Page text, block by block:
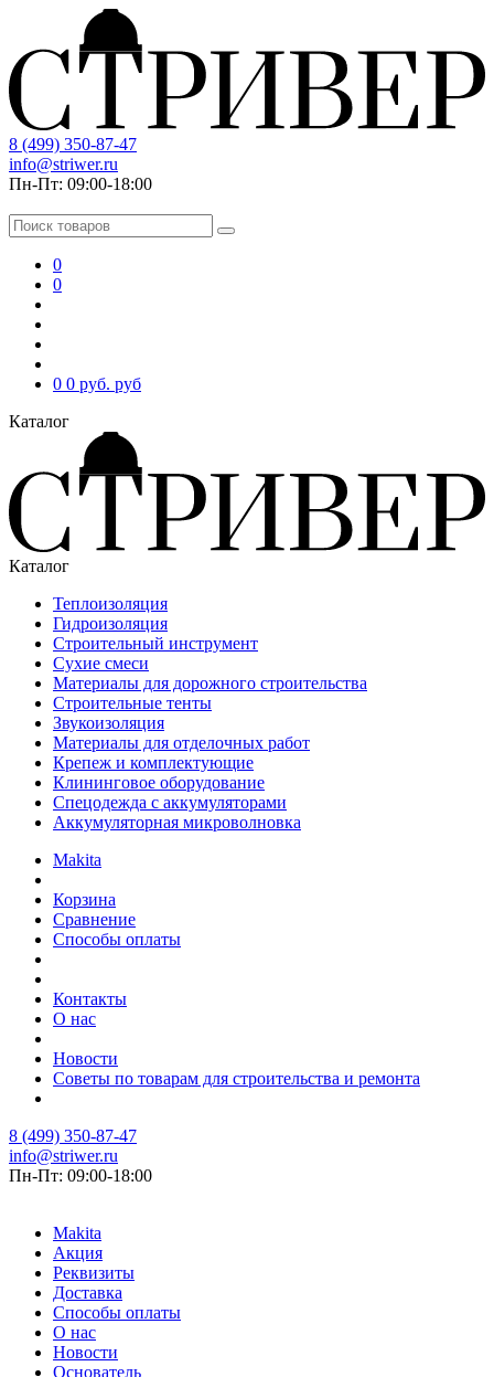
8 (499) 350-87-47
info@striwer.ru
Пн-Пт: 09:00-18:00
0
0
0 0 руб. руб
Каталог
Каталог
Теплоизоляция
Гидроизоляция
Строительный инструмент
Сухие смеси
Материалы для дорожного строительства
Строительные тенты
Звукоизоляция
Материалы для отделочных работ
Крепеж и комплектующие
Клининговое оборудование
Спецодежда с аккумуляторами
Аккумуляторная микроволновка
Makita
Корзина
Сравнение
Способы оплаты
Контакты
О нас
Новости
Советы по товарам для строительства и ремонта
8 (499) 350-87-47
info@striwer.ru
Пн-Пт: 09:00-18:00
Makita
Акция
Реквизиты
Доставка
Способы оплаты
О нас
Новости
Основатель